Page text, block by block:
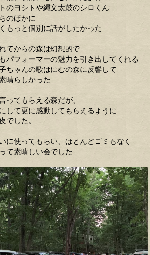
のヨシトや縄文太鼓のシロくん
のほかに
もっと個別に話がしたかった
てからの森は幻想的で
パフォーマーの魅力を引き出してくれる
ちゃんの歌はにむの森に反響して
晴らしかった
ってもらえる森だが、
して更に感動してもらえるように
でした。
に使ってもらい、ほとんどゴミもなく
て素晴しい会でした